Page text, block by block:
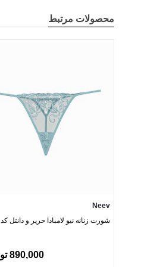
محصولات مرتبط
Neev
شورت زنانه نیو لامبادا حریر و دانتل کد Elin
890,000 تومان